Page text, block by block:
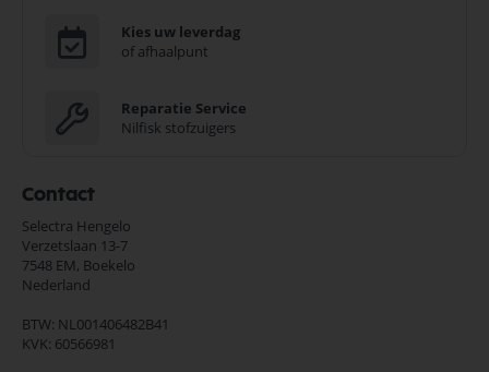
Kies uw leverdag
of afhaalpunt
Reparatie Service
Nilfisk stofzuigers
Contact
Selectra Hengelo
Verzetslaan 13-7
7548 EM, Boekelo
Nederland
BTW: NL001406482B41
KVK: 60566981